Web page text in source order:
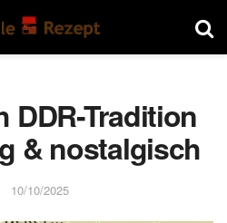
DDR-Tradition
& nostalgisch
10/10/2025